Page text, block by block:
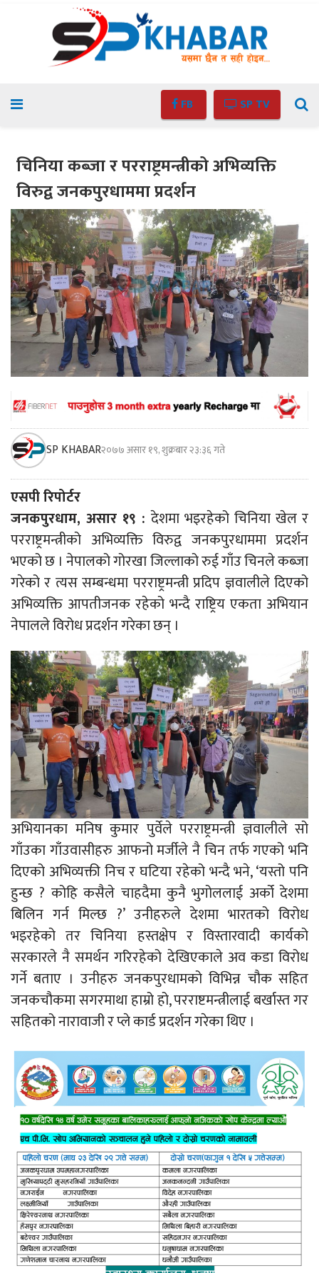
FB SP TV
चिनिया कब्जा र परराष्ट्रमन्त्रीको अभिव्यक्ति
विरुद्व जनकपुरधाममा प्रदर्शन
SP KHABAR२०७७ असार १९, शुक्रबार २३:३६ गते
एसपी रिपोर्टर
जनकपुरधाम, असार १९ : देशमा भइरहेको चिनिया खेल र
परराष्ट्रमन्त्रीको अभिव्यक्ति विरुद्व जनकपुरधाममा प्रदर्शन
भएको छ । नेपालको गोरखा जिल्लाको रुई गाँउ चिनले कब्जा
गरेको र त्यस सम्बन्धमा परराष्ट्रमन्त्री प्रदिप ज्ञवालीले दिएको
अभिव्यक्ति आपतीजनक रहेको भन्दै राष्ट्रिय एकता अभियान
नेपालले विरोध प्रदर्शन गरेका छन् ।
अभियानका मनिष कुमार पुर्वेले परराष्ट्रमन्त्री ज्ञवालीले सो
गाँउका गाँउवासीहरु आफनो मर्जीले नै चिन तर्फ गएको भनि
दिएको अभिव्यक्ती निच र घटिया रहेको भन्दै भने, ‘यस्तो पनि
हुन्छ ? कोहि कसैले चाहदैमा कुनै भुगोललाई अर्को देशमा
बिलिन गर्न मिल्छ ?’ उनीहरुले देशमा भारतको विरोध
भइरहेको तर चिनिया हस्तक्षेप र विस्तारवादी कार्यको
सरकारले नै समर्थन गरिरहेको देखिएकाले अव कडा विरोध
गर्ने बताए । उनीहरु जनकपुरधामको विभिन्न चौक सहित
जनकचौकमा सगरमाथा हाम्रो हो, परराष्टमन्त्रीलाई बर्खास्त गर
सहितको नारावाजी र प्ले कार्ड प्रदर्शन गरेका थिए ।